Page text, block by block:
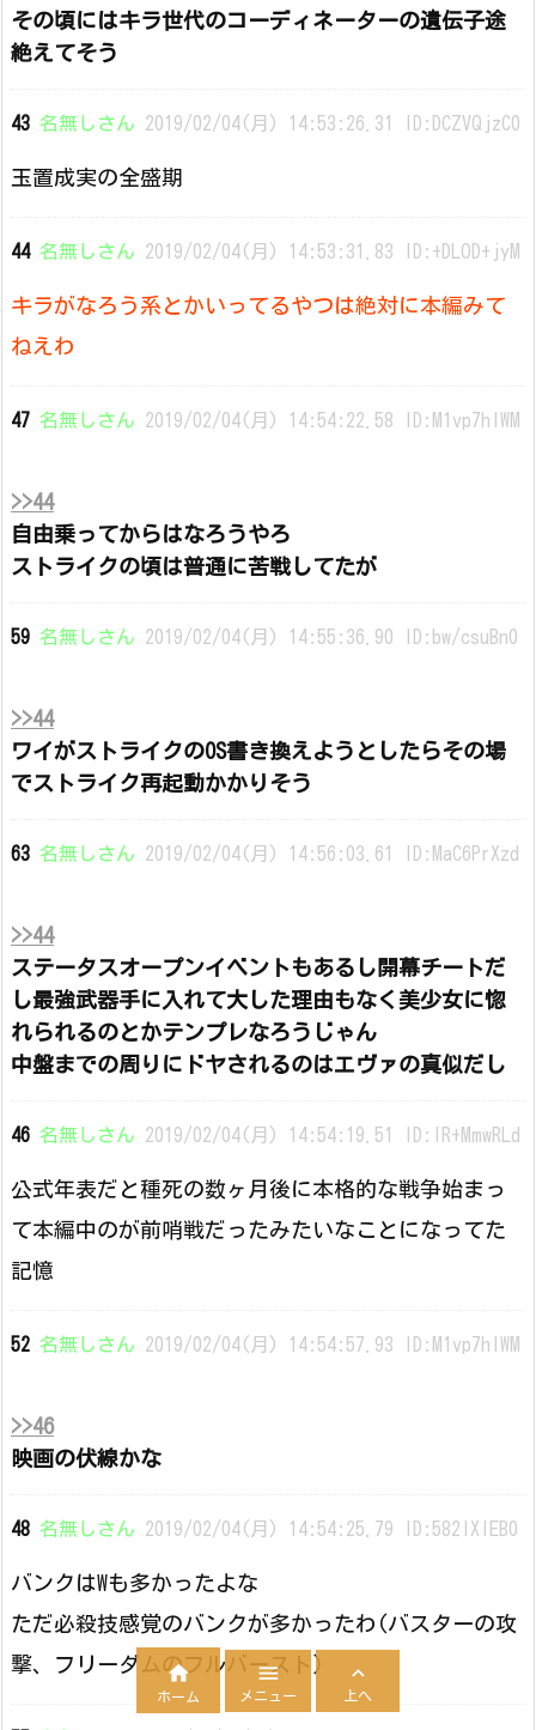
その頃にはキラ世代のコーディネーターの遺伝子途
絶えてそう
43 名無しさん 2019/02/04(月) 14:53:26.31 ID:DCZVQjzC0
玉置成実の全盛期
44 名無しさん 2019/02/04(月) 14:53:31.83 ID:+DLOD+jyM
キラがなろう系とかいってるやつは絶対に本編みて
ねえわ
47 名無しさん 2019/02/04(月) 14:54:22.58 ID:M1vp7hIWM
>>44
自由乗ってからはなろうやろ
ストライクの頃は普通に苦戦してたが
59 名無しさん 2019/02/04(月) 14:55:36.90 ID:bw/csuBn0
>>44
ワイがストライクのOS書き換えようとしたらその場
でストライク再起動かかりそう
63 名無しさん 2019/02/04(月) 14:56:03.61 ID:MaC6PrXzd
>>44
ステータスオープンイベントもあるし開幕チートだ
し最強武器手に入れて大した理由もなく美少女に惚
れられるのとかテンプレなろうじゃん
中盤までの周りにドヤされるのはエヴァの真似だし
46 名無しさん 2019/02/04(月) 14:54:19.51 ID:lR+MmwRLd
公式年表だと種死の数ヶ月後に本格的な戦争始まっ
て本編中のが前哨戦だったみたいなことになってた
記憶
52 名無しさん 2019/02/04(月) 14:54:57.93 ID:M1vp7hIWM
>>46
映画の伏線かな
48 名無しさん 2019/02/04(月) 14:54:25.79 ID:582IXIEB0
バンクはWも多かったよな
ただ必殺技感覚のバンクが多かったわ(バスターの攻
撃、フリーダムのフルバースト)

ホーム

メニュー

上へ